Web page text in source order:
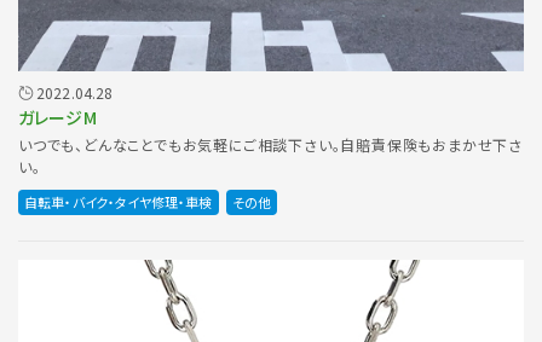
2022.04.28
ガレージM
いつでも、どんなことでもお気軽にご相談下さい。自賠責保険もおまかせ下さ
い。
自転車・バイク・タイヤ修理・車検 その他